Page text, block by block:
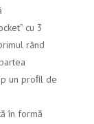
cu 3
rând
un proﬁl de
în formă